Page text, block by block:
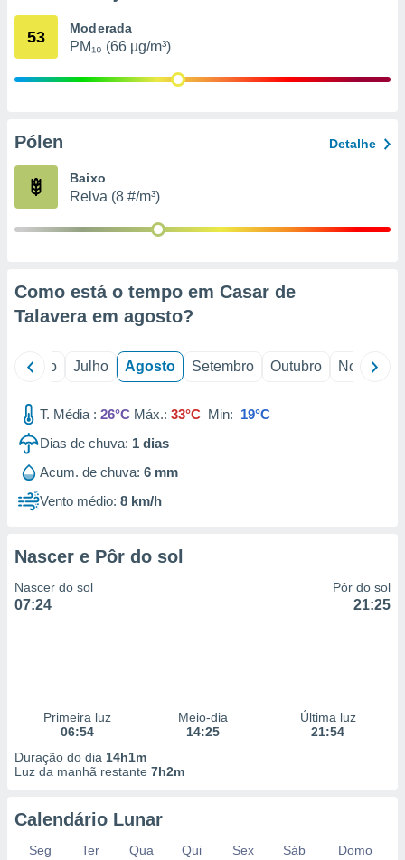
através
de
53 Moderada
PM₁₀ (66 µg/m³)
Pólen Detalhe
Baixo
Relva (8 #/m³)
Como está o tempo em Casar de
Talavera em agosto?
Junho Julho Agosto Setembro Outubro Novembro
T. Média : 26°C Máx.: 33°C Min: 19°C
Dias de chuva: 1 dias
Acum. de chuva: 6 mm
Vento médio: 8 km/h
Nascer e Pôr do sol
Nascer do sol
07:24
Pôr do sol
21:25
Primeira luz
06:54
Meio-dia
14:25
Última luz
21:54
Duração do dia 14h1m
Luz da manhã restante 7h2m
Calendário Lunar
Seg Ter Qua Qui Sex Sáb
Domo